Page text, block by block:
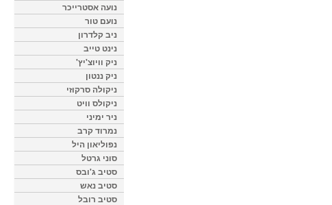
נועה אסטרייכר
נועם טור
ניב קלדרון
נינט טייב
ניק וויוצ'יץ'
ניק ננטון
ניקולה סרקוזי
ניקולס וויט
ניר ימיני
נמרוד קרב
נפוליאון היל
סוני גרטל
סטיב ג'ובס
סטיב נאש
סטיב רובל